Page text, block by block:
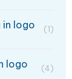
in logo (1)
logo (4)